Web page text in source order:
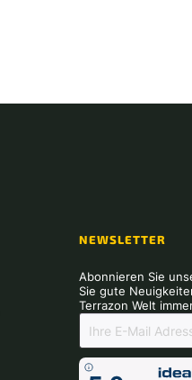
NEWSLETTER
Abonnieren Sie
Sie gute
Terrazon Welt